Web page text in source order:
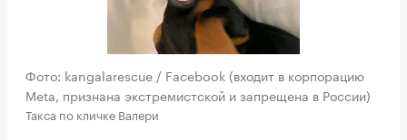
Фото: kangalarescue / Facebook (входит в корпорацию
Meta, признана экстремистской и запрещена в России)
Такса по кличке Валери